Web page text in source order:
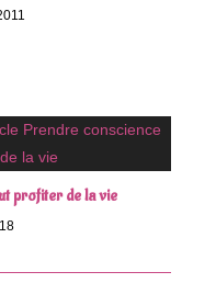
profiter de la vie